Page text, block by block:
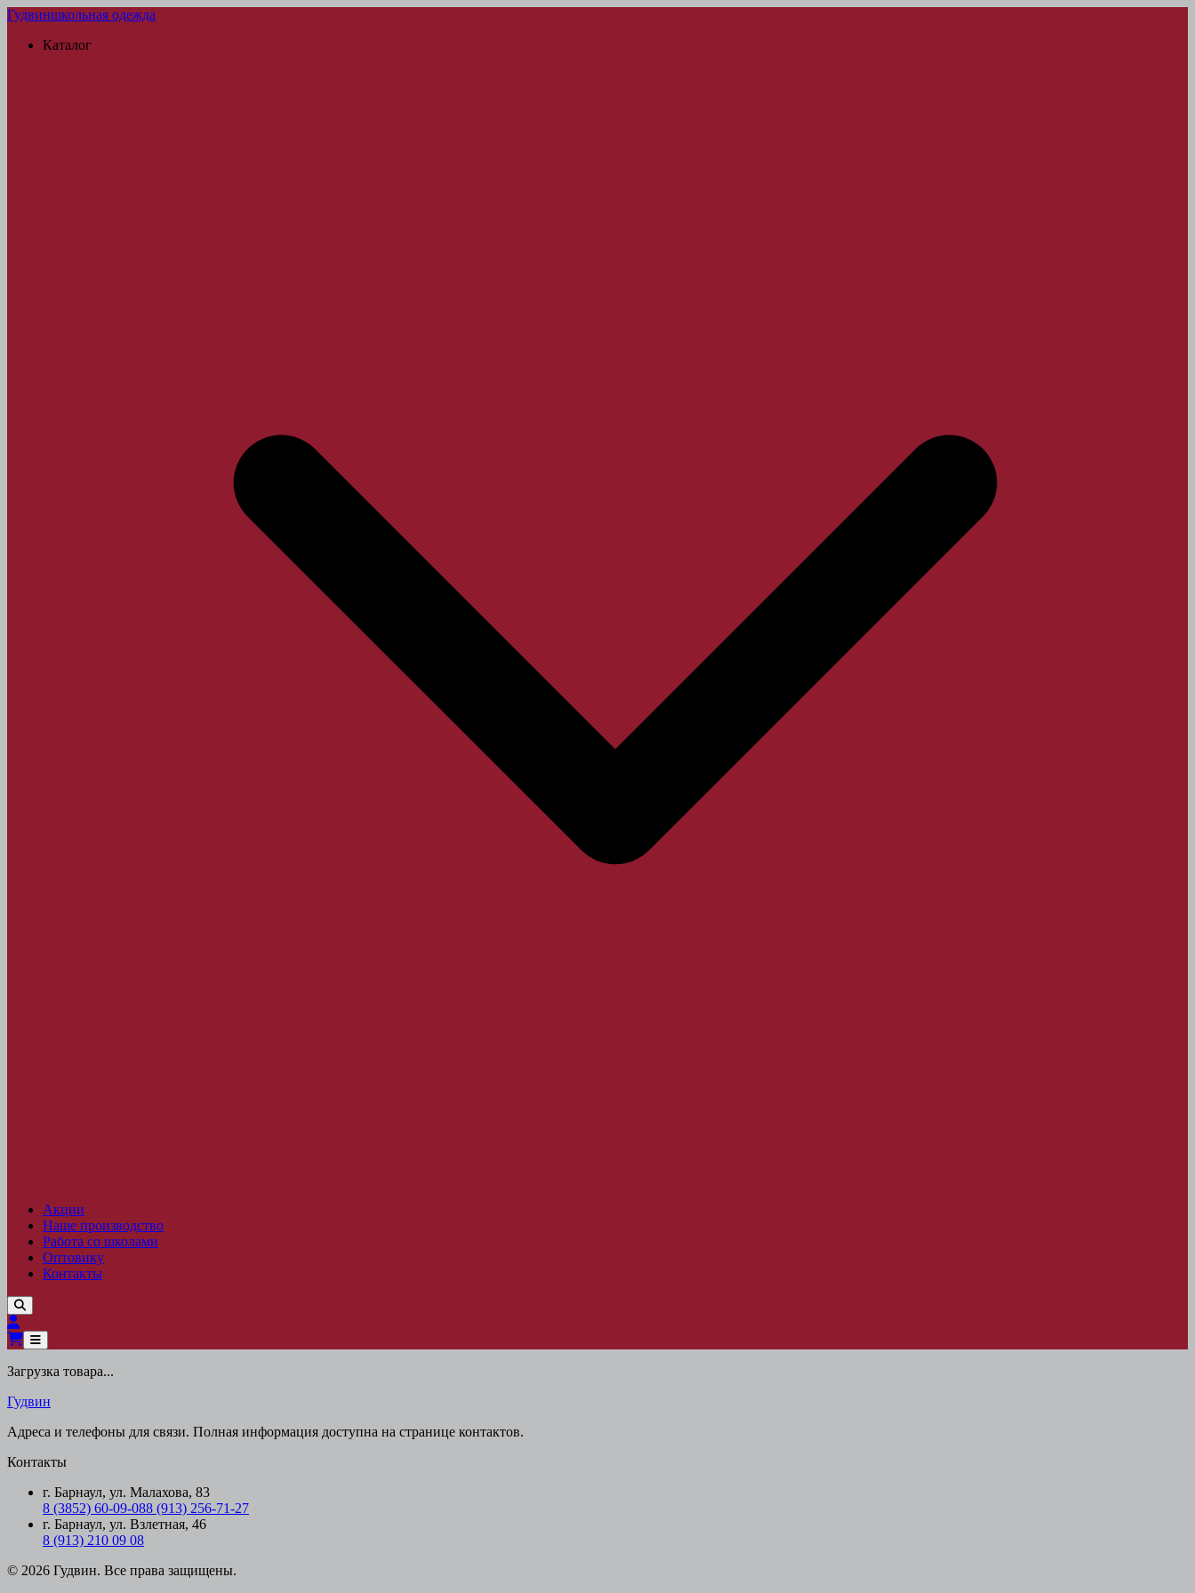
Гудвиншкольная одежда
Каталог
Акции
Наше производство
Работа со школами
Оптовику
Контакты
Загрузка товара...
Гудвин
Адреса и телефоны для связи. Полная информация доступна на странице контактов.
Контакты
г. Барнаул, ул. Малахова, 83
8 (3852) 60-09-088 (913) 256-71-27
г. Барнаул, ул. Взлетная, 46
8 (913) 210 09 08
© 2026 Гудвин. Все права защищены.